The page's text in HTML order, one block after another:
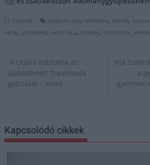
Szolnok bejárati ajtó, bérlakás, bérlők,
vécé, probléma, sarló utca, szollak, társasház,
Bejegyzés
navigáció
Útjára indították az
újjászületett Traubisoda
gyártását – videó
Vita
a
Kapcsolódó cikkek